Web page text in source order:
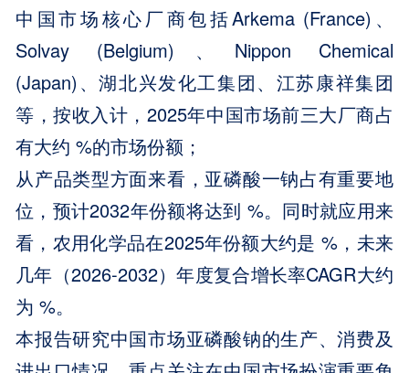
中国市场核心厂商包括Arkema (France)、
Solvay (Belgium)、Nippon Chemical
(Japan)、湖北兴发化工集团、江苏康祥集团
等，按收入计，2025年中国市场前三大厂商占
有大约 %的市场份额；
从产品类型方面来看，亚磷酸一钠占有重要地
位，预计2032年份额将达到 %。同时就应用来
看，农用化学品在2025年份额大约是 %，未来
几年（2026-2032）年度复合增长率CAGR大约
为 %。
本报告研究中国市场亚磷酸钠的生产、消费及